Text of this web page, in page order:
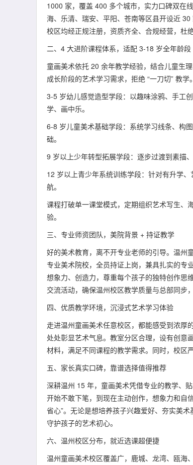
1000 家，覆盖 400 多个城市，实力口碑双在
海、乐清、瑞安、平阳、苍南等区县开设近
校区均经正规注册，资质齐全、合规经营，杜
二、4 大进阶课程体系，适配 3-18 岁全年龄段
童画美术依托 20 余年教学经验，结合儿童生
成长阶段的艺术学习需求，拒绝 “一刀切” 教学。
3-5 岁幼儿感觉造型学段：以趣味涂鸦、手工
学、画中乐。
6-8 岁儿童美术基础学段：系统学习线条、构
础。
9 岁以上少年转型拓展学段：逐步过渡到素描
12 岁以上青少年系统训练学段：针对有升学
航。
课程打破单一课堂模式，定期组织艺术写生、
验。
三、专业师资团队，美院背景 + 持证教学
好的美术教育，离不开专业老师的引导。温州
专业美术院校，全员持证上岗，兼具扎实的专
想象力、创造力，尊重每个孩子的独特创作思
交流活动，确保温州校区教学质量与总部同步
四、优质教学环境，沉浸式艺术学习体验
走进温州童画美术任意校区，都能感受到浓厚
处处彰显艺术气息。教室分区合理，设有创意
材料，满足不同课程的教学需求。同时，校区
五、家长真实口碑，靠谱选择值得推荐
深耕温州 15 年，童画美术凭借专业的教学、
开始不敢下笔，到现在主动创作，想象力和自
省心”。无论是想培养孩子兴趣爱好、夯实美
守护孩子的艺术初心。
六、温州校区分布，就近选课超便捷
温州童画美术校区覆盖广，鹿城、龙湾、瓯海